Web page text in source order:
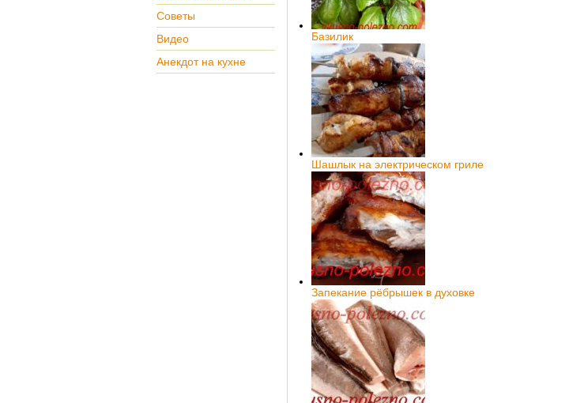
Советы
Видео
Анекдот на кухне
Базилик
Шашлык на электрическом гриле
Запекание рёбрышек в духовке